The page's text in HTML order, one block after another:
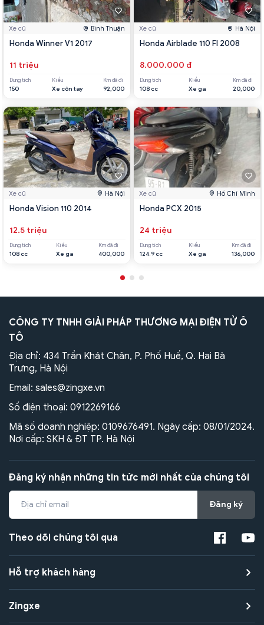
Xe cũ Bình Thuận
Honda Winner V1 2017
11 triệu
Dung tích
150
Kiểu
Xe côn tay
Km đã đi
92,000
Xe cũ Hà Nội
Honda Vision 110 2014
12.5 triệu
Dung tích
108 cc
Kiểu
Xe ga
Km đã đi
400,000
Xe cũ Hà Nội
Honda Airblade 110 FI 2008
8.000.000 đ
Dung tích
108 cc
Kiểu
Xe ga
Km đã đi
20,000
Xe cũ Hồ Chí Minh
Honda PCX 2015
24 triệu
Dung tích
124.9 cc
Kiểu
Xe ga
Km đã đi
136,000
CÔNG TY TNHH GIẢI PHÁP THƯƠNG MẠI ĐIỆN TỬ Ô
TÔ
Địa chỉ: 434 Trần Khát Chân, P. Phố Huế, Q. Hai Bà
Trưng, Hà Nội
Email: sales@zingxe.vn
Số điện thoại: 0912269166
Mã số doanh nghiệp: 0109676491. Ngày cấp: 08/01/2024.
Nơi cấp: SKH & ĐT TP. Hà Nội
Đăng ký nhận những tin tức mới nhất của chúng tôi
Đăng ký
Theo dõi chúng tôi qua
Hỗ trợ khách hàng
Zingxe